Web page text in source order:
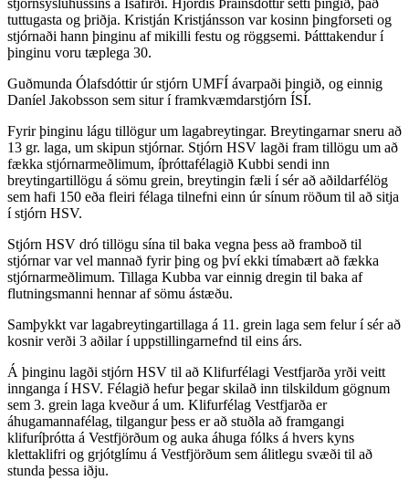
tuttugasta og þriðja. Kristján Kristjánsson var kosinn þingforseti og
stjórnaði hann þinginu af mikilli festu og röggsemi. Þátttakendur í
þinginu voru tæplega 30.
Guðmunda Ólafsdóttir úr stjórn UMFÍ ávarpaði þingið, og einnig
Daníel Jakobsson sem situr í framkvæmdarstjórn ÍSÍ.
Fyrir þinginu lágu tillögur um lagabreytingar. Breytingarnar sneru að
13 gr. laga, um skipun stjórnar. Stjórn HSV lagði fram tillögu um að
fækka stjórnarmeðlimum, íþróttafélagið Kubbi sendi inn
breytingartillögu á sömu grein, breytingin fæli í sér að aðildarfélög
sem hafi 150 eða fleiri félaga tilnefni einn úr sínum röðum til að sitja
í stjórn HSV.
Stjórn HSV dró tillögu sína til baka vegna þess að framboð til
stjórnar var vel mannað fyrir þing og því ekki tímabært að fækka
stjórnarmeðlimum. Tillaga Kubba var einnig dregin til baka af
flutningsmanni hennar af sömu ástæðu.
Samþykkt var lagabreytingartillaga á 11. grein laga sem felur í sér að
kosnir verði 3 aðilar í uppstillingarnefnd til eins árs.
Á þinginu lagði stjórn HSV til að Klifurfélagi Vestfjarða yrði veitt
innganga í HSV. Félagið hefur þegar skilað inn tilskildum gögnum
sem 3. grein laga kveður á um. Klifurfélag Vestfjarða er
áhugamannafélag, tilgangur þess er að stuðla að framgangi
klifuríþrótta á Vestfjörðum og auka áhuga fólks á hvers kyns
klettaklifri og grjótglímu á Vestfjörðum sem álitlegu svæði til að
stunda þessa iðju.